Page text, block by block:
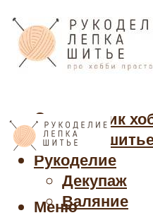
Cправочник
Кройка и
Рукоделие
Декупаж
Валяние
Меню